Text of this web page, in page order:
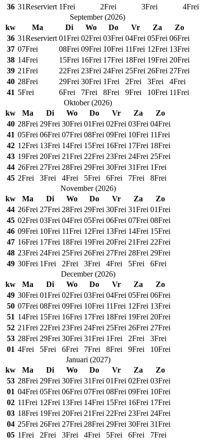
36 31Reserviert 1Frei 2Frei 3Frei 4Frei
September(2026)
kw
Ma Di Wo Do Vr Za
Zo
36 31Reserviert 01Frei 02Frei 03Frei 04Frei 05Frei 06Frei
37 07Frei 08Frei 09Frei 10Frei 11Frei 12Frei 13Frei
38 14Frei 15Frei 16Frei 17Frei 18Frei 19Frei 20Frei
39 21Frei 22Frei 23Frei 24Frei 25Frei 26Frei 27Frei
40 28Frei 29Frei 30Frei 1Frei 2Frei 3Frei 4Frei
41 5Frei 6Frei 7Frei 8Frei 9Frei 10Frei 11Frei
Oktober(2026)
kw
Ma Di Wo Do Vr Za
Zo
40 28Frei 29Frei 30Frei 01Frei 02Frei 03Frei 04Frei
41 05Frei 06Frei 07Frei 08Frei 09Frei 10Frei 11Frei
42 12Frei 13Frei 14Frei 15Frei 16Frei 17Frei 18Frei
43 19Frei 20Frei 21Frei 22Frei 23Frei 24Frei 25Frei
44 26Frei 27Frei 28Frei 29Frei 30Frei 31Frei 1Frei
45 2Frei 3Frei 4Frei 5Frei 6Frei 7Frei 8Frei
November(2026)
kw
Ma Di Wo Do Vr Za
Zo
44 26Frei 27Frei 28Frei 29Frei 30Frei 31Frei 01Frei
45 02Frei 03Frei 04Frei 05Frei 06Frei 07Frei 08Frei
46 09Frei 10Frei 11Frei 12Frei 13Frei 14Frei 15Frei
47 16Frei 17Frei 18Frei 19Frei 20Frei 21Frei 22Frei
48 23Frei 24Frei 25Frei 26Frei 27Frei 28Frei 29Frei
49 30Frei 1Frei 2Frei 3Frei 4Frei 5Frei 6Frei
December(2026)
kw
Ma Di Wo Do Vr Za
Zo
49 30Frei 01Frei 02Frei 03Frei 04Frei 05Frei 06Frei
50 07Frei 08Frei 09Frei 10Frei 11Frei 12Frei 13Frei
51 14Frei 15Frei 16Frei 17Frei 18Frei 19Frei 20Frei
52 21Frei 22Frei 23Frei 24Frei 25Frei 26Frei 27Frei
53 28Frei 29Frei 30Frei 31Frei 1Frei 2Frei 3Frei
01 4Frei 5Frei 6Frei 7Frei 8Frei 9Frei 10Frei
Januari (2027)
kw
Ma Di Wo Do Vr Za
Zo
53 28Frei 29Frei 30Frei 31Frei 01Frei 02Frei 03Frei
01 04Frei 05Frei 06Frei 07Frei 08Frei 09Frei 10Frei
02 11Frei 12Frei 13Frei 14Frei 15Frei 16Frei 17Frei
03 18Frei 19Frei 20Frei 21Frei 22Frei 23Frei 24Frei
04 25Frei 26Frei 27Frei 28Frei 29Frei 30Frei 31Frei
05 1Frei 2Frei 3Frei 4Frei 5Frei 6Frei 7Frei